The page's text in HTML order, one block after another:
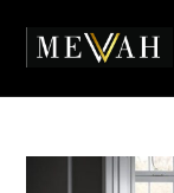
content